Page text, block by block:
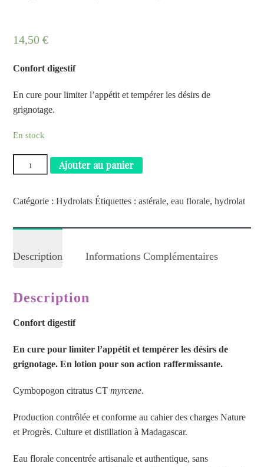
14,50€
Confort digestif
En cure pour limiter l’appétit et tempérer les désirs de
grignotage.
En stock
Ajouter au panier
Catégorie :Hydrolats Étiquettes :astérale,eau florale,hydrolat
Description Informations Complémentaires
Description
Confort digestif
En cure pour limiter l’appétit et tempérer les désirs de
grignotage. En lotion pour son action raffermissante.
Cymbopogon citratus CTmyrcene.
Production contrôlée et conforme au cahier des charges Nature
et Progrès. Culture et distillation à Madagascar.
Eau florale concentrée artisanale et authentique, sans